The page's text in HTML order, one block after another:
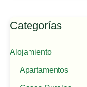
Categorías
Alojamiento
Apartamentos